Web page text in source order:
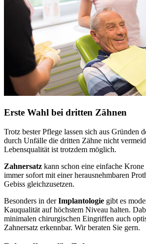
Erste Wahl bei dritten Zähnen
Trotz bester Pflege lassen sich aus Gründen
durch Unfälle die dritten Zähne nicht
Lebensqualität ist trotzdem möglich.
Zahnersatz kann schon eine einfache
immer sofort mit einer herausnehmbaren
Gebiss gleichzusetzen.
Besonders in derImplantologie gibt es
Kauqualität auf höchstem Niveau halten.
minimalen chirurgischen Eingriffen auch
Zahnersatz erkennbar. Wir beraten Sie gern.